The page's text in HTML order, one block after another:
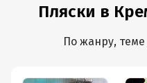
Пляски в
По жанру,